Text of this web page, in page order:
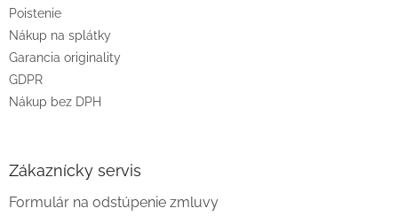
Poistenie
Nákup na splátky
Garancia originality
GDPR
Nákup bez DPH
Zákaznícky servis
Formulár na odstúpenie zmluvy